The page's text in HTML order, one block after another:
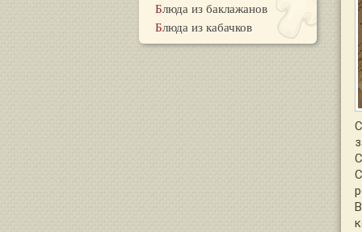
Блюда из баклажанов
Блюда из кабачков